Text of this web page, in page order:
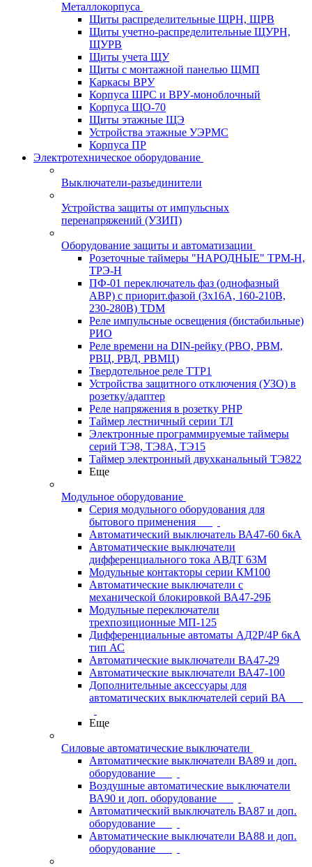
Металлокорпуса
Щиты распределительные ЩРН, ЩРВ
Щиты учетно-распределительные ЩУРН,
ЩУРВ
Щиты учета ЩУ
Щиты с монтажной панелью ЩМП
Каркасы ВРУ
Корпуса ШРС и ВРУ-моноблочный
Корпуса ЩО-70
Щиты этажные ЩЭ
Устройства этажные УЭРМС
Корпуса ПР
Электротехническое оборудование
Выключатели-разъединители
Устройства защиты от импульсных
перенапряжений (УЗИП)
Оборудование защиты и автоматизации
Розеточные таймеры "НАРОДНЫЕ" ТРМ-Н,
ТРЭ-Н
ПФ-01 переключатель фаз (однофазный
АВР) с приорит.фазой (3х16А, 160-210В,
230-280В) TDM
Реле импульсные освещения (бистабильные)
РИО
Реле времени на DIN-рейку (РВО, РВМ,
РВЦ, РВД, РВМЦ)
Твердотельное реле ТТР1
Устройства защитного отключения (УЗО) в
розетку/адаптер
Реле напряжения в розетку РНР
Таймер лестничный серии ТЛ
Электронные программируемые таймеры
серий ТЭ8, ТЭ8А, ТЭ15
Таймер электронный двухканальный ТЭ822
Еще
Модульное оборудование
Серия модульного оборудования для
бытового применения
Автоматический выключатель ВА47-60 6кА
Автоматические выключатели
дифференциального тока АВДТ 63М
Модульные контакторы серии КМ100
Автоматические выключатели с
механической блокировкой ВА47-29Б
Модульные переключатели
трехпозиционные МП-125
Дифференциальные автоматы АД2Р/4Р 6кА
тип АС
Автоматические выключатели ВА47-29
Автоматические выключатели ВА47-100
Дополнительные аксессуары для
автоматических выключателей серий ВА
Еще
Силовые автоматические выключатели
Автоматические выключатели ВА89 и доп.
оборудование
Воздушные автоматические выключатели
ВА90 и доп. оборудование
Автоматический выключатель ВА87 и доп.
оборудование
Автоматические выключатели ВА88 и доп.
оборудование